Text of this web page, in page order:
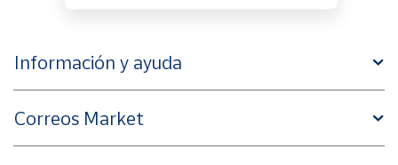
Información y ayuda
Correos Market